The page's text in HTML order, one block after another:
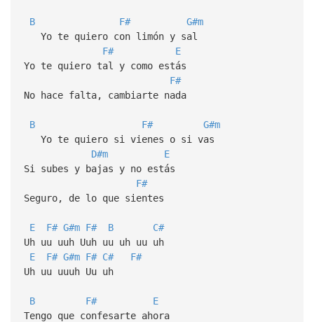
B F#
G#m
Yo te quiero con limón y sal
F#
E
Yo te quiero tal y como estás
F#
No hace falta, cambiarte nada
B F#
G#m
Yo te quiero si vienes o si vas
D#m
E
Si subes y bajas y no estás
F#
Seguro, de lo que sientes
E F# G#m F# B
C#
Uh uu uuh Uuh uu uh uu uh
E
F# G#m F# C#
F#
Uh uu uuuh Uu uh
B F#
E
Tengo que confesarte ahora